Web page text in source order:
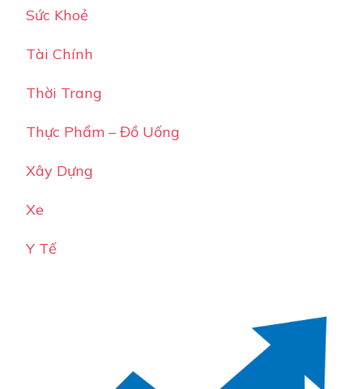
Sức Khoẻ
Tài Chính
Thời Trang
Thực Phẩm – Đồ Uống
Xây Dựng
Xe
Y Tế